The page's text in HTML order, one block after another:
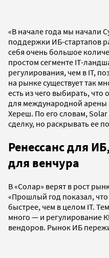
«В начале года мы начали
поддержки ИБ-стартапов
себя очень большое
простом сегменте IT-
регулирования, чем в IT,
на рынке существует так
есть из чего выбирать,
для международной
Хереш. По его словам,
сделку, но раскрывать ее
Ренессанс для
для венчура
В «Солар» верят в рост
«Прошлый год показал, что
быстрее, чем в целом IT.
много — и регулирование
вендоров. Рынок ИБ